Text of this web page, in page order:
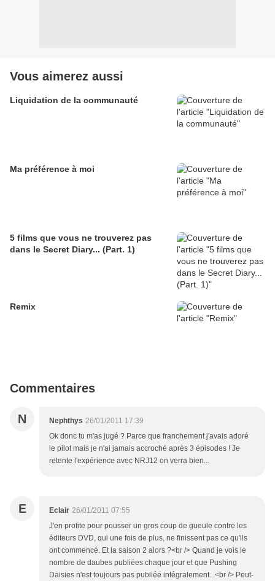
Vous aimerez aussi
Liquidation de la communauté
Ma préférence à moi
5 films que vous ne trouverez pas
dans le Secret Diary... (Part. 1)
Remix
Commentaires
N Nephthys 26/01/2011 17:39
Ok donc tu m'as jugé ? Parce que franchement j'avais adoré
le pilot mais je n'ai jamais accroché après 3 épisodes ! Je
retente l'expérience avec NRJ12 on verra bien...
E Eclair 26/01/2011 07:55
J'en profite pour pousser un gros coup de gueule contre les
éditeurs DVD, qui une fois de plus, ne finissent pas ce qu'ils
ont commencé. Et la saison 2 alors ?<br /> Quand je vois le
nombre de daubes publiées chaque jour et que Pushing
Daisies n'est toujours pas publiée intégralement...<br /> Peut-